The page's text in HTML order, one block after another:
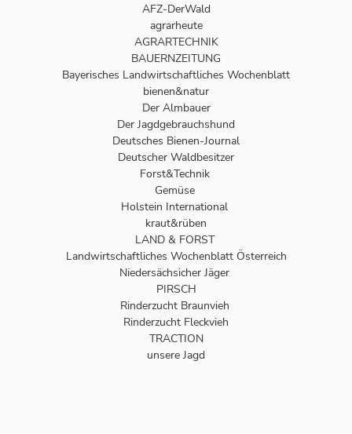
AFZ-DerWald
agrarheute
AGRARTECHNIK
BAUERNZEITUNG
Bayerisches Landwirtschaftliches Wochenblatt
bienen&natur
Der Almbauer
Der Jagdgebrauchshund
Deutsches Bienen-Journal
Deutscher Waldbesitzer
Forst&Technik
Gemüse
Holstein International
kraut&rüben
LAND & FORST
Landwirtschaftliches Wochenblatt Österreich
Niedersächsicher Jäger
PIRSCH
Rinderzucht Braunvieh
Rinderzucht Fleckvieh
TRACTION
unsere Jagd